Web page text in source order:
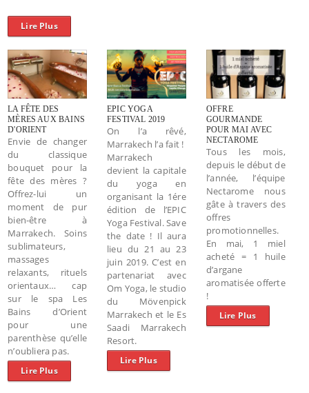
Lire Plus
LA FÊTE DES
MÈRES AUX BAINS
D'ORIENT
Envie de changer
du classique
bouquet pour la
fête des mères ?
Offrez-lui un
moment de pur
bien-être à
Marrakech. Soins
sublimateurs,
massages
relaxants, rituels
orientaux… cap
sur le spa Les
Bains d’Orient
pour une
parenthèse qu’elle
n’oubliera pas.
Lire Plus
EPIC YOGA
FESTIVAL 2019
On l’a rêvé,
Marrakech l’a fait !
Marrakech
devient la capitale
du yoga en
organisant la 1ére
édition de l’EPIC
Yoga Festival. Save
the date ! Il aura
lieu du 21 au 23
juin 2019. C’est en
partenariat avec
Om Yoga, le studio
du Mövenpick
Marrakech et le Es
Saadi Marrakech
Resort.
Lire Plus
OFFRE
GOURMANDE
POUR MAI AVEC
NECTAROME
Tous les mois,
depuis le début de
l’année, l’équipe
Nectarome nous
gâte à travers des
offres
promotionnelles.
En mai, 1 miel
acheté = 1 huile
d’argane
aromatisée offerte
!
Lire Plus